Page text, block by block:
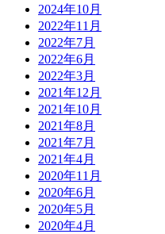
2024年10月
2022年11月
2022年7月
2022年6月
2022年3月
2021年12月
2021年10月
2021年8月
2021年7月
2021年4月
2020年11月
2020年6月
2020年5月
2020年4月